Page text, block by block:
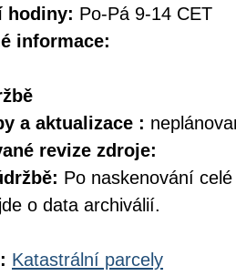
hodiny: Po-Pá 9-14 CET
informace:
a aktualizace :
revize zdroje:
Po naskenování
o data archiválií.
Katastrální parcely